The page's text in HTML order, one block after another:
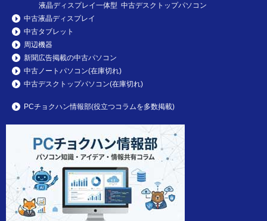
液晶ディスプレイ一体型 中古デスクトップパソコン
中古液晶ディスプレイ
中古タブレット
周辺機器
新聞広告掲載の中古パソコン
中古ノートパソコン(在庫切れ)
中古デスクトップパソコン(在庫切れ)
PCチョクハン情報部(役立つコラムを多数掲載)